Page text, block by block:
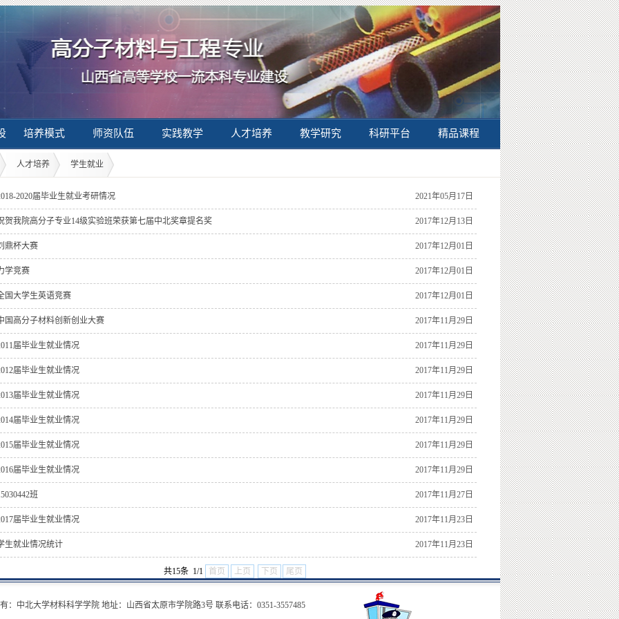
培养模式 师资队伍 实践教学 人才培养 教学研究 科研平台 精品课程
人才培养 学生就业
2020届毕业生就业考研情况 2021年05月17日
贺我院高分子专业14级实验班荣获第七届中北奖章提名奖 2017年12月13日
鼎杯大赛 2017年12月01日
学竞赛 2017年12月01日
国大学生英语竞赛 2017年12月01日
国高分子材料创新创业大赛 2017年11月29日
届毕业生就业情况 2017年11月29日
届毕业生就业情况 2017年11月29日
届毕业生就业情况 2017年11月29日
届毕业生就业情况 2017年11月29日
届毕业生就业情况 2017年11月29日
届毕业生就业情况 2017年11月29日
班 2017年11月27日
届毕业生就业情况 2017年11月23日
生就业情况统计 2017年11月23日
共15条 1/1 首页 上页 下页 尾页
：中北大学材料科学学院 地址：山西省太原市学院路3号 联系电话：0351-3557485